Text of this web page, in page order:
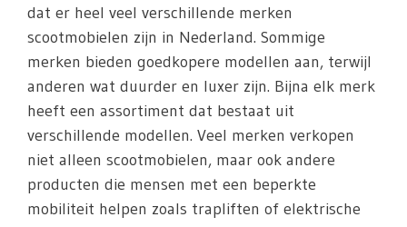
dat er heel veel verschillende merken
scootmobielen zijn in Nederland. Sommige
merken bieden goedkopere modellen aan, terwijl
anderen wat duurder en luxer zijn. Bijna elk merk
heeft een assortiment dat bestaat uit
verschillende modellen. Veel merken verkopen
niet alleen scootmobielen, maar ook andere
producten die mensen met een beperkte
mobiliteit helpen zoals trapliften of elektrische